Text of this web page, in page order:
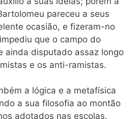
pareceu a seus
ocasião, e fizeram-no
que o campo do
ainda disputado assaz longo
e os anti-ramistas.
a lógica e a metafísica
a sua filosofia ao montão
adotados nas escolas.